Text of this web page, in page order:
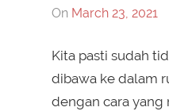
On March 23, 2021
Kita pasti sudah
dibawa ke dalam
dengan cara yang